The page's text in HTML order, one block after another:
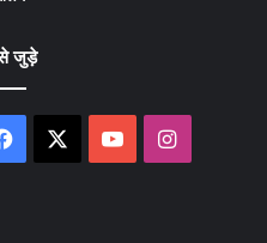
जुड़े
Facebook YouTubeInstagram